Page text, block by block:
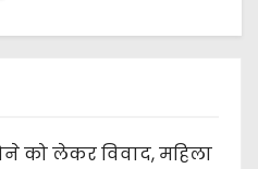
को लेकर विवाद, महिला